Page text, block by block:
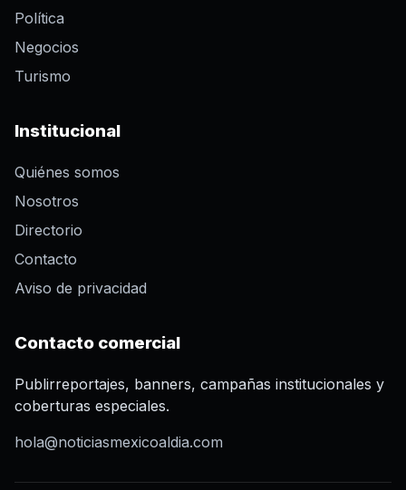
Política
Negocios
Turismo
Institucional
Quiénes somos
Nosotros
Directorio
Contacto
Aviso de privacidad
Contacto comercial
Publirreportajes, banners, campañas institucionales y
coberturas especiales.
hola@noticiasmexicoaldia.com